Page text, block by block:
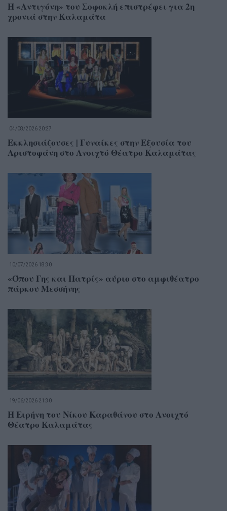
Η «Αντιγόνη» του Σοφοκλή επιστρέφει για 2η
χρονιά στην Καλαμάτα
04/08/2026 20:27
Εκκλησιάζουσες | Γυναίκες στην Εξουσία του
Αριστοφάνη στο Ανοιχτό Θέατρο Καλαμάτας
10/07/2026 18:30
«Όπου Γης και Πατρίς» αύριο στο αμφιθέατρο
πάρκου Μεσσήνης
19/06/2026 21:30
Η Ειρήνη του Νίκου Καραθάνου στο Ανοιχτό
Θέατρο Καλαμάτας